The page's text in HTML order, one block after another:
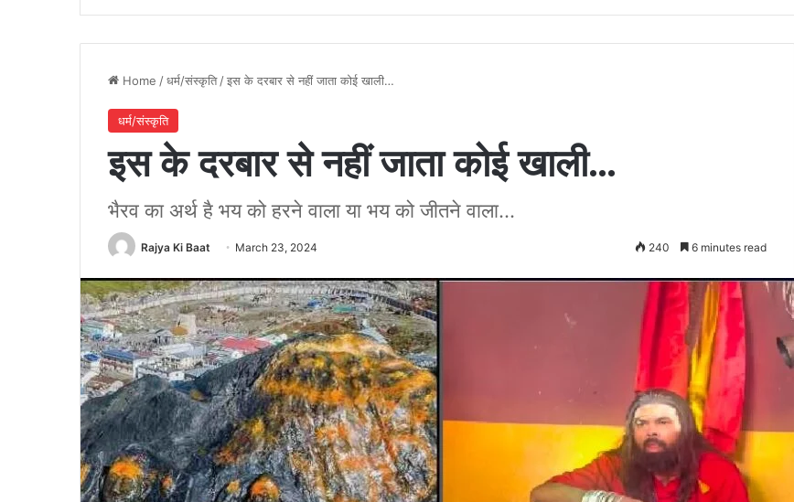
Home /धर्म/संस्कृति /इस के दरबार से नहीं जाता कोई खाली…
धर्म/संस्कृति
इस के दरबार से नहीं जाता कोई खाली…
भैरव का अर्थ है भय को हरने वाला या भय को जीतने वाला...
Rajya Ki Baat March 23, 2024 240 6 minutes read